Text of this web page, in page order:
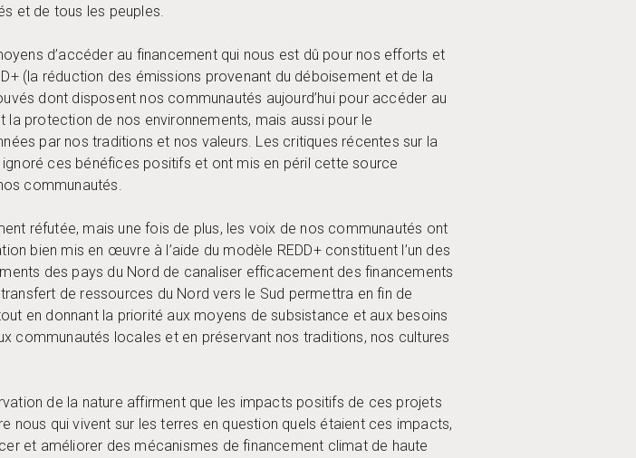
et de tous les peuples.
d’accéder au financement qui nous est dû pour nos efforts et
(la réduction des émissions provenant du déboisement et de la
dont disposent nos communautés aujourd’hui pour accéder au
protection de nos environnements, mais aussi pour le
par nos traditions et nos valeurs. Les critiques récentes sur la
ces bénéfices positifs et ont mis en péril cette source
communautés.
réfutée, mais une fois de plus, les voix de nos communautés ont
bien mis en œuvre à l’aide du modèle REDD+ constituent l’un des
des pays du Nord de canaliser efficacement des financements
de ressources du Nord vers le Sud permettra en fin de
en donnant la priorité aux moyens de subsistance et aux besoins
communautés locales et en préservant nos traditions, nos cultures
de la nature affirment que les impacts positifs de ces projets
nous qui vivent sur les terres en question quels étaient ces impacts,
et améliorer des mécanismes de financement climat de haute